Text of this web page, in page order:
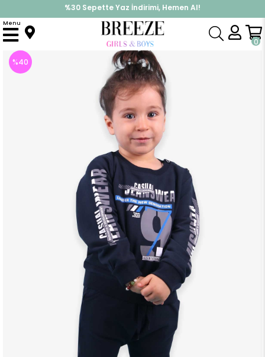
%30 Sepette Yaz İndirimi, Hemen Al!
İndirimlere ek %10 İndirimi Kap, Hemen Üye Ol!
0
Menu
Anasayfa Takımlar Eşofman Takım Erkek Bebek Eşofman Takımı Baskılı Lacivert (1.5 Yaş)
%40